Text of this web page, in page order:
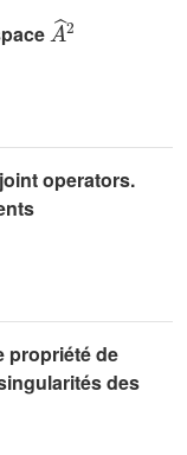
A^
operators.
propriété de
des